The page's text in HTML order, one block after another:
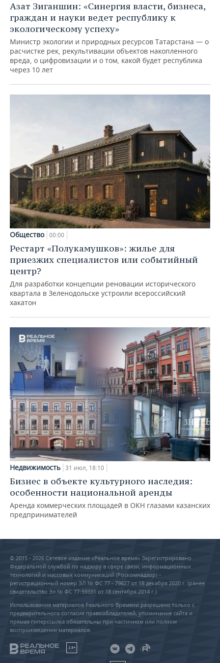
Азат Зиганшин: «Синергия власти, бизнеса,
граждан и науки ведет республику к
экологическому успеху»
Министр экологии и природных ресурсов Татарстана — о
расчистке рек, рекультивации объектов накопленного
вреда, о цифровизации и о том, какой будет республика
через 10 лет
Общество 00:00
Рестарт «Полукамушков»: жилье для
приезжих специалистов или событийный
центр?
Для разработки концепции реновации исторического
квартала в Зеленодольске устроили всероссийский
хакатон
Недвижимость 31 июл, 18:10
Бизнес в объекте культурного наследия:
особенности национальной аренды
Аренда коммерческих площадей в ОКН глазами казанских
предпринимателей
© 2015 - 2026 Сетевое издание «Реальное время» Зарегистрировано
Федеральной службой по надзору в сфере связи, информационных
технологий и массовых коммуникаций (Роскомнадзор) –
регистрационный номер ЭЛ № ФС 77 - 79627 от 18 декабря 2020 г. (ранее
свидетельство Эл № ФС 77-59331 от 18 сентября 2014 г.)
Использование материалов Реального Времени разрешено только с
предварительного согласия правообладателей, упоминание сайта и
прямая гиперссылка обязательны при частичном или полном
воспроизведении материалов.
18+